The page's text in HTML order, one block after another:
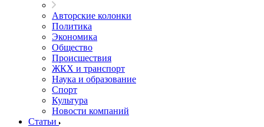
Авторские колонки
Политика
Экономика
Общество
Происшествия
ЖКХ и транспорт
Наука и образование
Спорт
Культура
Новости компаний
Статьи